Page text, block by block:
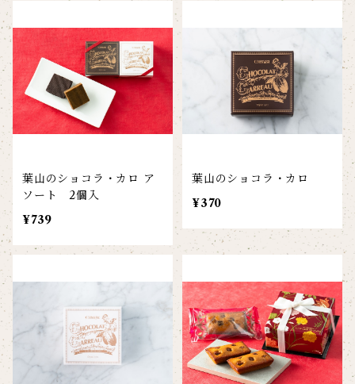
葉山のショコラ・カロ ア
ソート 2個入
¥739
葉山のショコラ・カロ
¥370